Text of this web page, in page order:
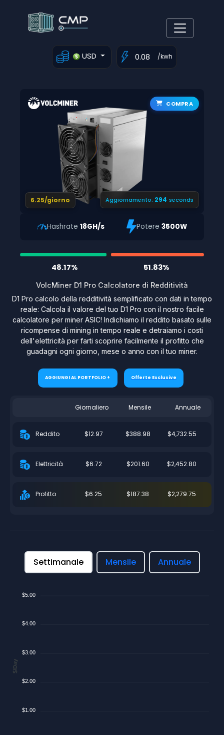
USD /kwh
COMPRA
6.25/giorno Aggiornamento: 293 seconds
Hashrate18GH/s Potere 3500W
48.17% 51.83%
VolcMiner D1 Pro Calcolatore di Redditività
D1 Pro calcolo della redditività semplificato con dati in tempo
reale: Calcola il valore del tuo D1 Pro con il nostro facile
calcolatore per miner ASIC! Indichiamo il reddito basato sulle
ricompense di mining in tempo reale e detraiamo i costi
dell'elettricità per farti scoprire facilmente il profitto che
guadagni ogni giorno, mese o anno con il tuo miner.
AGGIUNGI AL PORTFOLIO + Offerte Esclusive
Giornaliero Mensile Annuale
Reddito $12.97 $388.98 $4,732.55
Elettricità $6.72 $201.60 $2,452.80
Profitto $6.25 $187.38 $2,279.75
Settimanale Mensile Annuale
$5.00
$4.00
$3.00
$2.00
$1.00
$/Day